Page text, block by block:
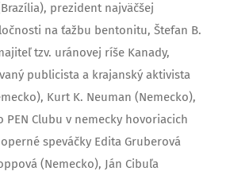
prezident najväčšej
na ťažbu bentonitu, Štefan B.
tzv. uránovej ríše Kanady,
publicista a krajanský aktivista
Kurt K. Neuman (Nemecko),
PEN Clubu v nemecky hovoriacich
speváčky Edita Gruberová
(Nemecko), Ján Cibuľa